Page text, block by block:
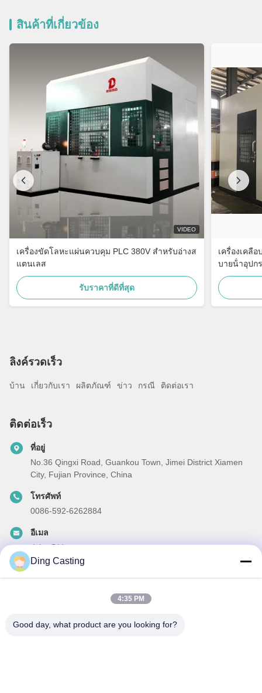
สินค้าที่เกี่ยวข้อง
VIDEO
เครื่องขัดโลหะแผ่นควบคุม PLC 380V สำหรับอ่างส
แตนเลส
รับราคาที่ดีที่สุด
เครื่องเคลื
บายน้ําอุปก
ลิงค์รวดเร็ว
บ้าน เกี่ยวกับเรา ผลิตภัณฑ์ ข่าว กรณี ติดต่อเรา
ติดต่อเร็ว
ที่อยู่
No.36 Qingxi Road, Guankou Town, Jimei District Xiamen
City, Fujian Province, China
โทรศัพท์
0086-592-6262884
อีเมล
dzivy@idzxm.cn
สมัครสมาชิกข่าวสารของเรา เพื่อรับส่วนลดและอื่นๆ
Ding Casting
4:35 PM
Good day, what product are you looking for?